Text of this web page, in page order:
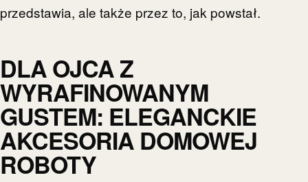
przedstawia, ale także przez to, jak powstał.
DLA OJCA Z
WYRAFINOWANYM
GUSTEM: ELEGANCKIE
AKCESORIA DOMOWEJ
ROBOTY